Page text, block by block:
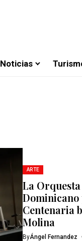
Noticias
ARTE
La
Dominicano
Centenaria
Molina
ByÁngel Fernandez